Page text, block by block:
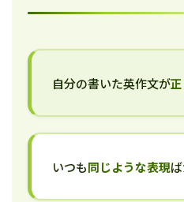
自分の書いた英作文が
いつも同じような表現